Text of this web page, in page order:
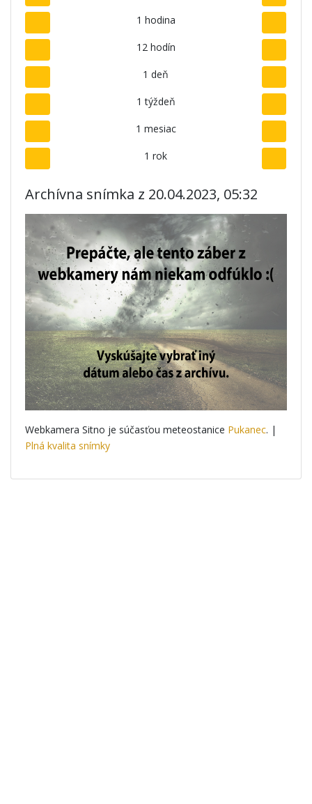
1 hodina
12 hodín
1 deň
1 týždeň
1 mesiac
1 rok
Archívna snímka z 20.04.2023, 05:32
Webkamera Sitno je súčasťou meteostanice Pukanec. |
Plná kvalita snímky